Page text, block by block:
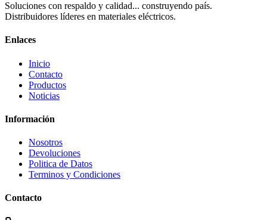
Soluciones con respaldo y calidad... construyendo país.
Distribuidores líderes en materiales eléctricos.
Enlaces
Inicio
Contacto
Productos
Noticias
Información
Nosotros
Devoluciones
Politica de Datos
Terminos y Condiciones
Contacto